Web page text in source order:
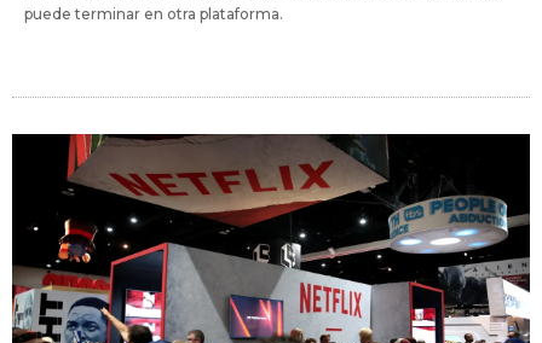
puede terminar en otra plataforma.